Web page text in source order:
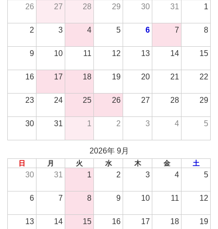
26 27 28 29 30 31 1
2 3 4 5 6 7 8
9 10 11 12 13 14 15
16 17 18 19 20 21 22
23 24 25 26 27 28 29
30 31 1 2 3 4 5
2026年 9月
日 月 火 水 木 金 土
30 31 1 2 3 4 5
6 7 8 9 10 11 12
13 14 15 16 17 18 19